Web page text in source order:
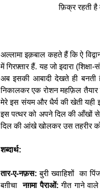
फ़िक्र रहती
अल्लामा इक़बाल कहते हैं कि ऐ
में गिरफ़्तार हैं. यह जो इदारा
अब इसकी आबादी देखते ही
निकालकर एक रोशन महफ़िल तैयार
मेरे इस संयम और धैर्य की खेती यही
इस पत्थर को अपने दिल की आँखों
दिल की आंखे खोलकर उस तहरीर
शब्दार्थ:
तार-ए-नफ़स:बुरी ख्वाहिशों का
बग़ीचा नग़मा पैराओं:गीत गाने